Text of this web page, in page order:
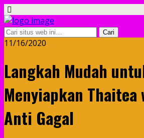
11/16/2020
Langkah Mudah
Menyiapkan
Anti Gagal